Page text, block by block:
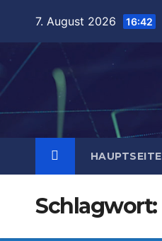
springen
7. August 2026 16:42
HAUPTSEITE
Schlagwort: